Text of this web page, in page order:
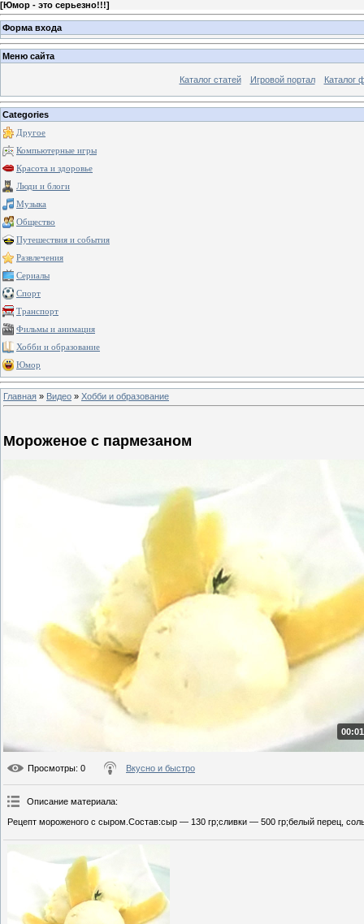
[Юмор - это серьезно!!!]
Форма входа
Меню сайта
Каталог статей Игровой портал Каталог
Categories
Другое
Компьютерные игры
Красота и здоровье
Люди и блоги
Музыка
Общество
Путешествия и события
Развлечения
Сериалы
Спорт
Транспорт
Фильмы и анимация
Хобби и образование
Юмор
Главная » Видео » Хобби и образование
Мороженое с пармезаном
Просмотры: 0 Вкусно и быстро
Описание материала:
Рецепт мороженого с сыром.Состав:сыр — 130 гр;сливки — 500 гр;белый перец,